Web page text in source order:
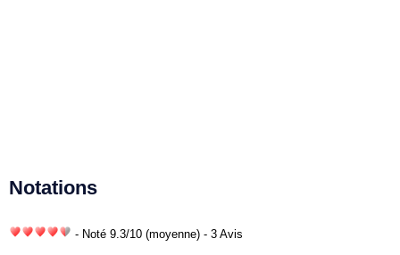
Notations
- Noté 9.3/10 (moyenne) - 3 Avis